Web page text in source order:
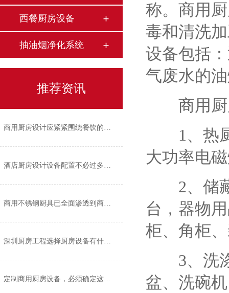
西餐厨房设备
抽油烟净化系统
推荐资讯
商用厨房设计应紧紧围绕餐饮的经营风格
酒店厨房设计设备配置不必过多过繁
商用不锈钢厨具已全面渗透到商业厨房的各个角落
深圳厨房工程选择厨房设备有什么标准？
定制商用厨房设备，必须确定这四个方面
称。商用
毒和清洗
设备包括
气废水的
商用厨
1、热厨
大功率电
2、储藏
台，器物
柜、角柜
3、洗涤
盆、洗碗